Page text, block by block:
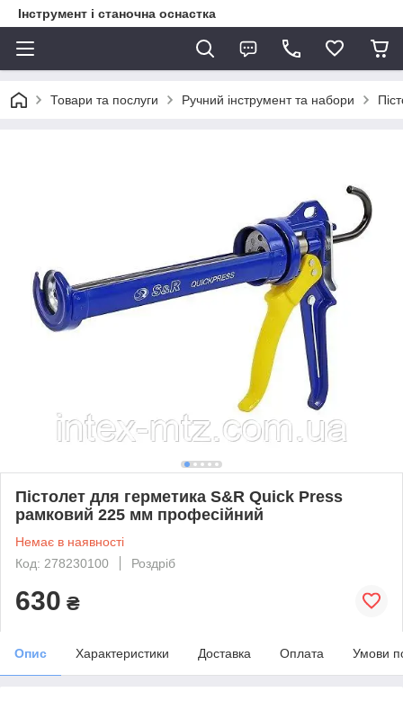
Інструмент і станочна оснастка
Товари та послуги Ручний інструмент та набори
Пістолет для герметика S&R Quick Press
рамковий 225 мм професійний
Немає в наявності
Код: 278230100
Роздріб
630 ₴
Опис Характеристики Доставка Оплата Умови